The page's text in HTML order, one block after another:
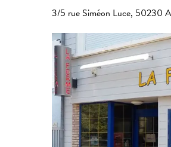
3/5 rue Siméon Luce, 50230